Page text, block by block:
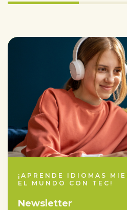
33.333333333333336%
¡APRENDE IDIOMAS
EL MUNDO CON TEC!
Newsletter